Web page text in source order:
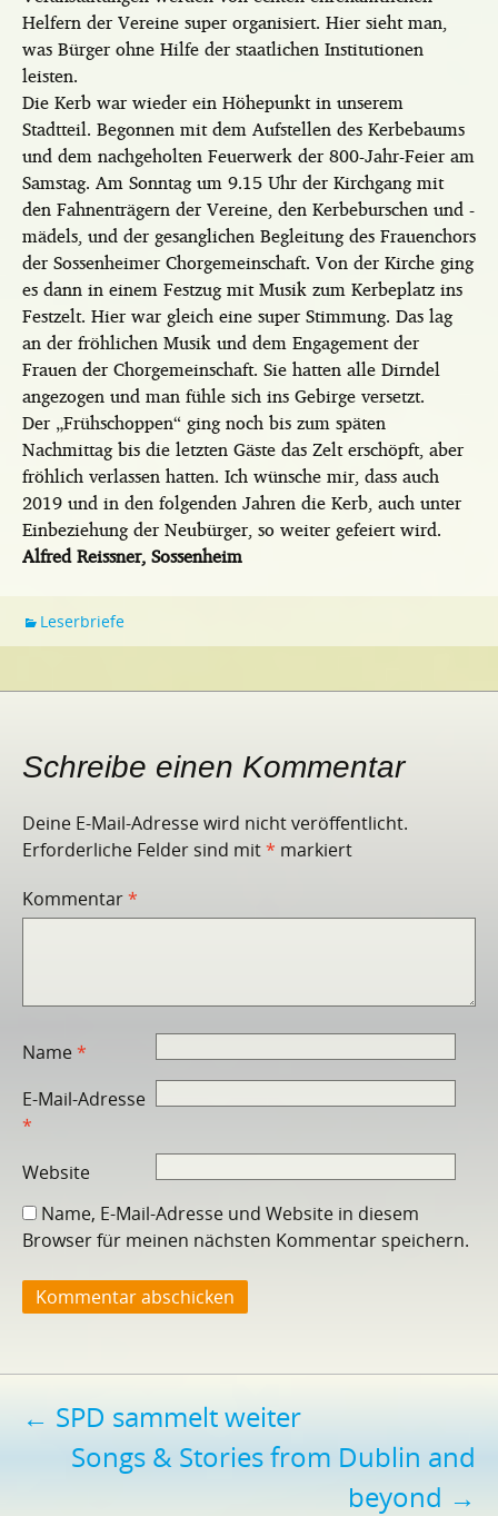
Helfern der Vereine super organisiert. Hier sieht man,
was Bürger ohne Hilfe der staatlichen Institutionen
leisten.
Die Kerb war wieder ein Höhepunkt in unserem
Stadtteil. Begonnen mit dem Aufstellen des Kerbebaums
und dem nachgeholten Feuerwerk der 800-Jahr-Feier am
Samstag. Am Sonntag um 9.15 Uhr der Kirchgang mit
den Fahnenträgern der Vereine, den Kerbeburschen und -
mädels, und der gesanglichen Begleitung des Frauenchors
der Sossenheimer Chorgemeinschaft. Von der Kirche ging
es dann in einem Festzug mit Musik zum Kerbeplatz ins
Festzelt. Hier war gleich eine super Stimmung. Das lag
an der fröhlichen Musik und dem Engagement der
Frauen der Chorgemeinschaft. Sie hatten alle Dirndel
angezogen und man fühle sich ins Gebirge versetzt.
Der „Frühschoppen“ ging noch bis zum späten
Nachmittag bis die letzten Gäste das Zelt erschöpft, aber
fröhlich verlassen hatten. Ich wünsche mir, dass auch
2019 und in den folgenden Jahren die Kerb, auch unter
Einbeziehung der Neubürger, so weiter gefeiert wird.
Alfred Reissner, Sossenheim
Leserbriefe
Schreibe einen Kommentar
Deine E-Mail-Adresse wird nicht veröffentlicht.
Erforderliche Felder sind mit* markiert
Kommentar*
Name*
E-Mail-Adresse
*
Website
Name, E-Mail-Adresse und Website in diesem
Browser für meinen nächsten Kommentar speichern.
Beitragsnavigation
← SPD sammelt weiter
Songs & Stories from Dublin and
beyond →